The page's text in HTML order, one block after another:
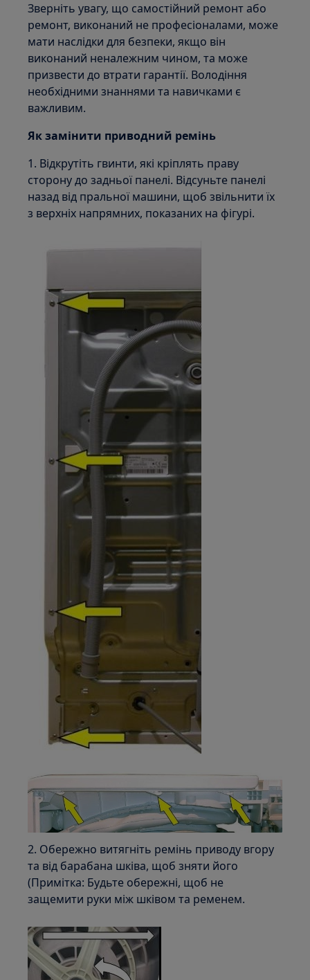
Зверніть увагу, що самостійний ремонт або
ремонт, виконаний не професіоналами, може
мати наслідки для безпеки, якщо він
виконаний неналежним чином, та може
призвести до втрати гарантії. Володіння
необхідними знаннями та навичками є
важливим.
Як замінити приводний ремінь
1. Відкрутіть гвинти, які кріплять праву
сторону до задньої панелі. Відсуньте панелі
назад від пральної машини, щоб звільнити їх
з верхніх напрямних, показаних на фігурі.
2. Обережно витягніть ремінь приводу вгору
та від барабана шківа, щоб зняти його
(Примітка: Будьте обережні, щоб не
защемити руки між шківом та ременем.